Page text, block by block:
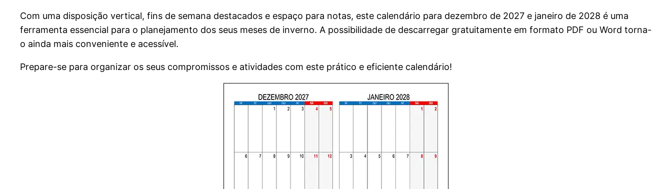
Com uma disposição vertical, fins de semana destacados e espaço para notas, este calendário para dezembro de 2027 e janeiro de 2028 é uma
ferramenta essencial para o planejamento dos seus meses de inverno. A possibilidade de descarregar gratuitamente em formato PDF ou Word torna-
o ainda mais conveniente e acessível.
Prepare-se para organizar os seus compromissos e atividades com este prático e eficiente calendário!